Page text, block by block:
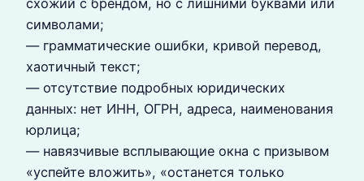
символами;
— грамматические ошибки, кривой перевод,
хаотичный текст;
— отсутствие подробных юридических
данных: нет ИНН, ОГРН, адреса, наименования
юрлица;
— навязчивые всплывающие окна с призывом
«успейте вложить», «останется только